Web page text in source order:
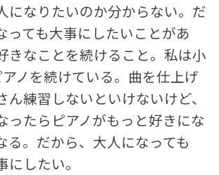
になりたいのか分からない。だ
っても大事にしたいことがあ
きなことを続けること。私は小
ノを続けている。曲を仕上げ
ん練習しないといけないけど、
ったらピアノがもっと好きにな
る。だから、大人になっても
にしたい。